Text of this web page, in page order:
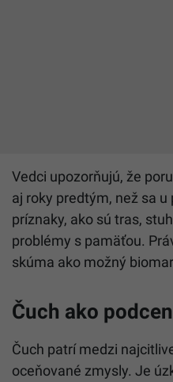
Vedci upozorňujú, že
aj roky predtým, než sa
príznaky, ako sú tras,
problémy s pamäťou.
skúma ako možný
Čuch ako
Čuch patrí medzi
oceňované zmysly. Je